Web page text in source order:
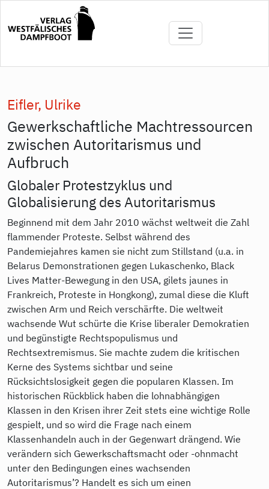
Inhalt
Eifler, Ulrike
Gewerkschaftliche Machtressourcen
zwischen Autoritarismus und
Aufbruch
Globaler Protestzyklus und
Globalisierung des Autoritarismus
Beginnend mit dem Jahr 2010 wächst weltweit die Zahl
flammender Proteste. Selbst während des
Pandemiejahres kamen sie nicht zum Stillstand (u.a. in
Belarus Demonstrationen gegen Lukaschenko, Black
Lives Matter-Bewegung in den USA, gilets jaunes in
Frankreich, Proteste in Hongkong), zumal diese die Kluft
zwischen Arm und Reich verschärfte. Die weltweit
wachsende Wut schürte die Krise liberaler Demokratien
und begünstigte Rechtspopulismus und
Rechtsextremismus. Sie machte zudem die kritischen
Kerne des Systems sichtbar und seine
Rücksichtslosigkeit gegen die popularen Klassen. Im
historischen Rückblick haben die lohnabhängigen
Klassen in den Krisen ihrer Zeit stets eine wichtige Rolle
gespielt, und so wird die Frage nach einem
Klassenhandeln auch in der Gegenwart drängend. Wie
verändern sich Gewerkschaftsmacht oder -ohnmacht
unter den Bedingungen eines wachsenden
Autoritarismus’? Handelt es sich um einen